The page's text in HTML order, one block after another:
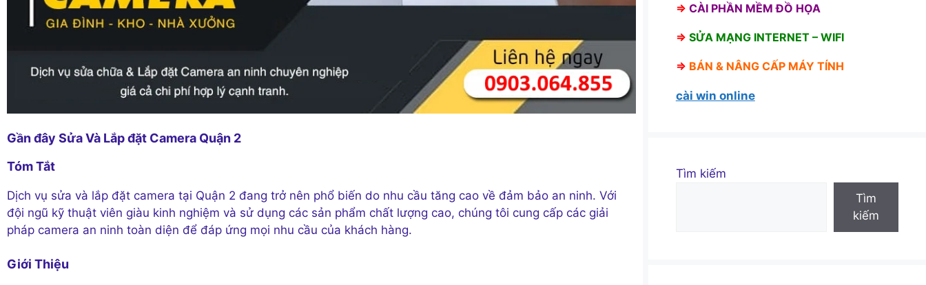
Gần đây Sửa Và Lắp đặt Camera Quận 2
Tóm Tắt
Dịch vụ sửa và lắp đặt camera tại Quận 2 đang trở nên phổ biến do nhu cầu tăng cao về đảm bảo an ninh. Với
đội ngũ kỹ thuật viên giàu kinh nghiệm và sử dụng các sản phẩm chất lượng cao, chúng tôi cung cấp các giải
pháp camera an ninh toàn diện để đáp ứng mọi nhu cầu của khách hàng.
Giới Thiệu
⇒ CÀI PHẦN MỀM ĐỒ HỌA
⇒ SỬA MẠNG INTERNET – WIFI
⇒ BÁN & NÂNG CẤP MÁY TÍNH
cài win online
Tìm kiếm
Tìm
kiếm